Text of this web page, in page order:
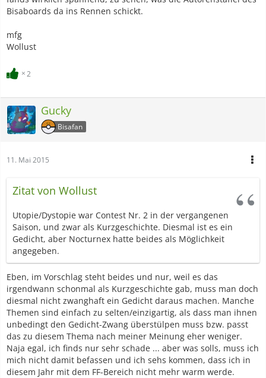
Bisaboards da ins Rennen schickt.
mfg
Wollust
2
Gucky
Bisafan
11. Mai 2015
Zitat von Wollust
Utopie/Dystopie war Contest Nr. 2 in der vergangenen
Saison, und zwar als Kurzgeschichte. Diesmal ist es ein
Gedicht, aber Nocturnex hatte beides als Möglichkeit
angegeben.
Eben, im Vorschlag steht beides und nur, weil es das
irgendwann schonmal als Kurzgeschichte gab, muss man doch
diesmal nicht zwanghaft ein Gedicht daraus machen. Manche
Themen sind einfach zu selten/einzigartig, als dass man ihnen
unbedingt den Gedicht-Zwang überstülpen muss bzw. passt
das zu diesem Thema nach meiner Meinung eher weniger.
Naja egal, ich finds nur sehr schade ... aber was solls, muss ich
mich nicht damit befassen und ich sehs kommen, dass ich in
diesem Jahr mit dem FF-Bereich nicht mehr warm werde.